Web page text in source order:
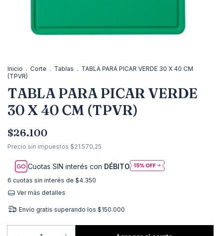
Inicio . Corte . Tablas . TABLA PARA PICAR VERDE 30 X 40 CM
(TPVR)
TABLA PARA PICAR VERDE
30 X 40 CM (TPVR)
$26.100
Precio sin impuestos $21.570,25
Cuotas SIN interés con DÉBITO
6 cuotas sin interés de $4.350
Ver más detalles
Envío gratis superando los $150.000